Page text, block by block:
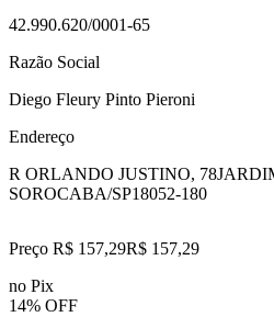
42.990.620/0001-65
Razão Social
Diego Fleury Pinto Pieroni
Endereço
R ORLANDO JUSTINO, 78
SOROCABA/SP18052-180
Preço R$ 157,29R$ 157,29
no Pix
14% OFF